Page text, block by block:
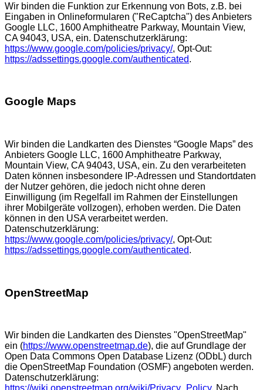
Wir binden die Funktion zur Erkennung von Bots, z.B. bei
Eingaben in Onlineformularen ("ReCaptcha") des Anbieters
Google LLC, 1600 Amphitheatre Parkway, Mountain View,
CA 94043, USA, ein. Datenschutzerklärung:
https://www.google.com/policies/privacy/, Opt-Out:
https://adssettings.google.com/authenticated.
Google Maps
Wir binden die Landkarten des Dienstes “Google Maps” des
Anbieters Google LLC, 1600 Amphitheatre Parkway,
Mountain View, CA 94043, USA, ein. Zu den verarbeiteten
Daten können insbesondere IP-Adressen und Standortdaten
der Nutzer gehören, die jedoch nicht ohne deren
Einwilligung (im Regelfall im Rahmen der Einstellungen
ihrer Mobilgeräte vollzogen), erhoben werden. Die Daten
können in den USA verarbeitet werden.
Datenschutzerklärung:
https://www.google.com/policies/privacy/, Opt-Out:
https://adssettings.google.com/authenticated.
OpenStreetMap
Wir binden die Landkarten des Dienstes "OpenStreetMap"
ein (https://www.openstreetmap.de), die auf Grundlage der
Open Data Commons Open Database Lizenz (ODbL) durch
die OpenStreetMap Foundation (OSMF) angeboten werden.
Datenschutzerklärung: